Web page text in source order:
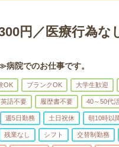
円／医療行為な
院でのお仕事です。
OK ブランクOK 大学生歓迎
英語不要 履歴書不要 40～50代
週5日勤務 土日祝休 朝10時以
残業なし シフト 交替制勤務